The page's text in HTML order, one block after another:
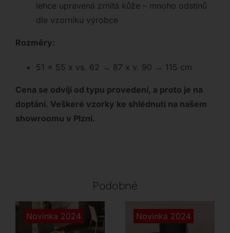
lehce upravená zrnitá kůže – mnoho odstínů
dle vzorníku výrobce
Rozměry:
51 x 55 x vs. 62 → 87 x v. 90 → 115 cm
Cena se odvíjí od typu provedení, a proto je na
doptání. Veškeré vzorky ke shlédnutí na našem
showroomu v Plzni.
Podobné
Novinka 2024 Novinka 2024